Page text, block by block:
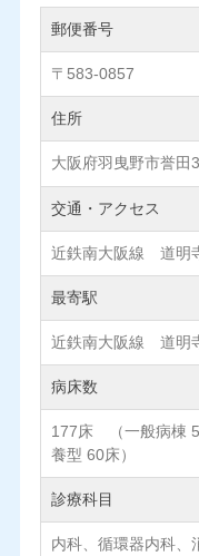
郵便番号
〒583-0857
住所
大阪府羽曳野市誉田
交通・アクセス
近鉄南大阪線 道明
最寄駅
近鉄南大阪線 道明
病床数
177床 （一般病棟
養型 60床）
診療科目
内科、循環器内科、